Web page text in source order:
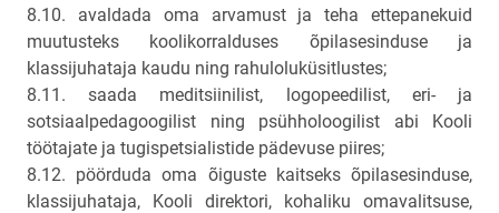
8.10. avaldada oma arvamust ja teha ettepanekuid
muutusteks koolikorralduses õpilasesinduse ja
klassijuhataja kaudu ning rahuloluküsitlustes;
8.11. saada meditsiinilist, logopeedilist, eri- ja
sotsiaalpedagoogilist ning psühholoogilist abi Kooli
töötajate ja tugispetsialistide pädevuse piires;
8.12. pöörduda oma õiguste kaitseks õpilasesinduse,
klassijuhataja, Kooli direktori, kohaliku omavalitsuse,